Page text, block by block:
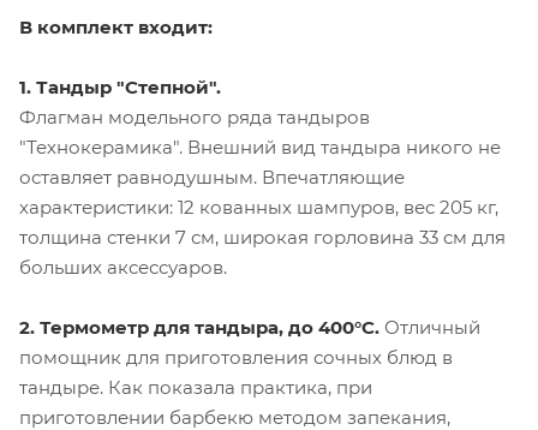
В комплект входит:
1. Тандыр "Степной".
Флагман модельного ряда тандыров
"Технокерамика". Внешний вид тандыра никого не
оставляет равнодушным. Впечатляющие
характеристики: 12 кованных шампуров, вес 205 кг,
толщина стенки 7 см, широкая горловина 33 см для
больших аксессуаров.
2. Термометр для тандыра, до 400°С. Отличный
помощник для приготовления сочных блюд в
тандыре. Как показала практика, при
приготовлении барбекю методом запекания,